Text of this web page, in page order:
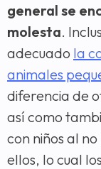
general se
molesta.
adecuado la
animales
diferencia de
así como
con niños al
ellos, lo cual